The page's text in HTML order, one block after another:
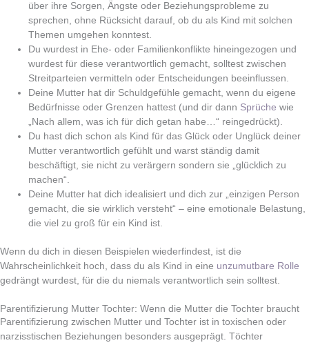
über ihre Sorgen, Ängste oder Beziehungsprobleme zu
sprechen, ohne Rücksicht darauf, ob du als Kind mit solchen
Themen umgehen konntest.
Du wurdest in Ehe- oder Familienkonflikte hineingezogen und
wurdest für diese verantwortlich gemacht, solltest zwischen
Streitparteien vermitteln oder Entscheidungen beeinflussen.
Deine Mutter hat dir Schuldgefühle gemacht, wenn du eigene
Bedürfnisse oder Grenzen hattest (und dir dann Sprüche wie
„Nach allem, was ich für dich getan habe…“ reingedrückt).
Du hast dich schon als Kind für das Glück oder Unglück deiner
Mutter verantwortlich gefühlt und warst ständig damit
beschäftigt, sie nicht zu verärgern sondern sie „glücklich zu
machen“.
Deine Mutter hat dich idealisiert und dich zur „einzigen Person
gemacht, die sie wirklich versteht“ – eine emotionale Belastung,
die viel zu groß für ein Kind ist.
Wenn du dich in diesen Beispielen wiederfindest, ist die
Wahrscheinlichkeit hoch, dass du als Kind in eine unzumutbare Rolle
gedrängt wurdest, für die du niemals verantwortlich sein solltest.
Parentifizierung Mutter Tochter: Wenn die Mutter die Tochter braucht
Parentifizierung zwischen Mutter und Tochter ist in toxischen oder
narzisstischen Beziehungen besonders ausgeprägt. Töchter